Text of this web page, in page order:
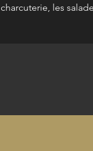
charcuterie, les